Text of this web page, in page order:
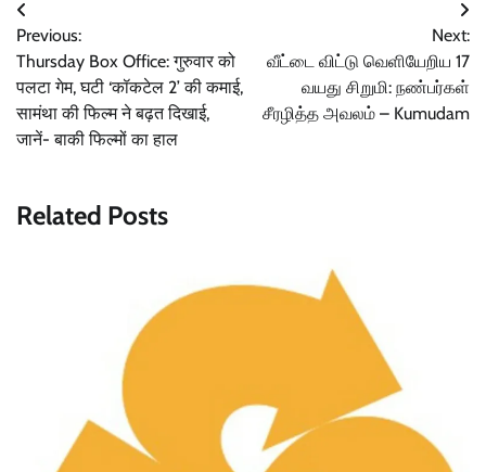
Post
navigation
Previous:
Thursday Box Office: गुरुवार को
पलटा गेम, घटी ‘कॉकटेल 2’ की कमाई,
सामंथा की फिल्म ने बढ़त दिखाई,
जानें- बाकी फिल्मों का हाल
Next:
வீட்டை விட்டு வெளியேறிய 17
வயது சிறுமி: நண்பர்கள்
சீரழித்த அவலம் – Kumudam
Related Posts